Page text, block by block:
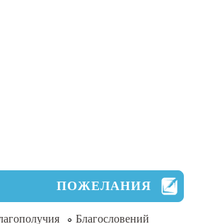
ПОЖЕЛАНИЯ
Благословений